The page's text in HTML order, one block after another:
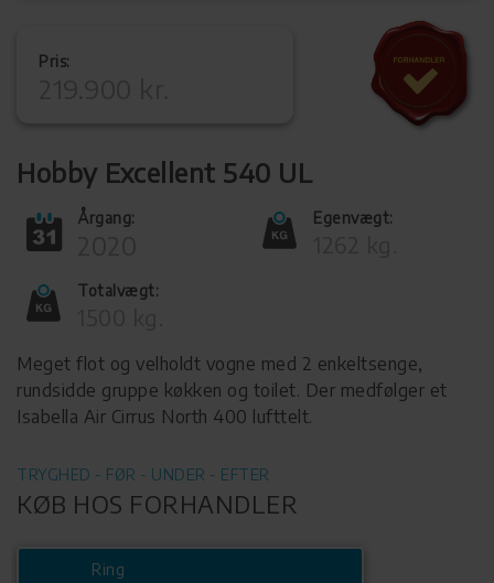
Pris:
Hobby Excellent 540 UL
Årgang: Egenvægt:
Totalvægt:
Meget flot og velholdt vogne med 2 enkeltsenge,
rundsidde gruppe køkken og toilet. Der medfølger et
Isabella Air Cirrus North 400 lufttelt.
TRYGHED - FØR - UNDER - EFTER
KØB HOS FORHANDLER
Ring